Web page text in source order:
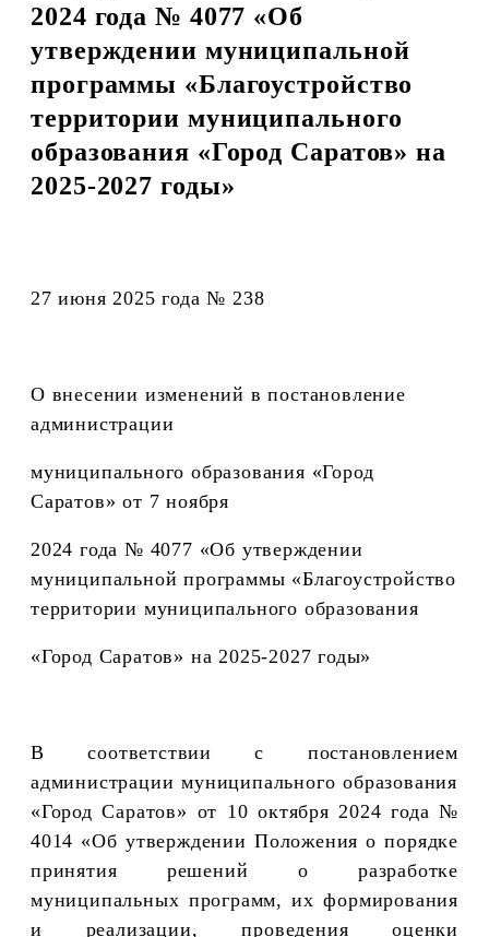
2024 года № 4077 «Об
утверждении муниципальной
программы «Благоустройство
территории муниципального
образования «Город Саратов» на
2025-2027 годы»
27 июня 2025 года № 238
О внесении изменений в постановление
администрации
муниципального образования «Город
Саратов» от 7 ноября
2024 года № 4077 «Об утверждении
муниципальной программы «Благоустройство
территории муниципального образования
«Город Саратов» на 2025-2027 годы»
В соответствии с постановлением
администрации муниципального образования
«Город Саратов» от 10 октября 2024 года №
4014 «Об утверждении Положения о порядке
принятия решений о разработке
муниципальных программ, их формирования
и реализации, проведения оценки